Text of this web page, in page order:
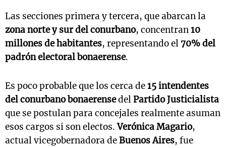
Las secciones primera y tercera, que abarcan la
zona norte y sur del conurbano, concentran10
millones de habitantes, representando el70% del
padrón electoral bonaerense.
Es poco probable que los cerca de15 intendentes
del conurbano bonaerensedelPartido Justicialista
que se postulan para concejales realmente asuman
esos cargos si son electos.Verónica Magario,
actual vicegobernadora deBuenos Aires, fue